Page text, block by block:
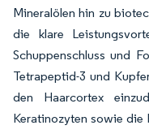
Mineralölen hin zu
die klare
Schuppenschluss und
Tetrapeptid-3 und
den Haarcortex
Keratinozyten sowie die